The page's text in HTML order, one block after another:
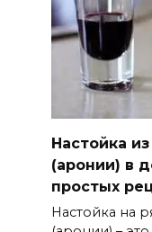
Настойка
(аронии) в
простых
Настойка на